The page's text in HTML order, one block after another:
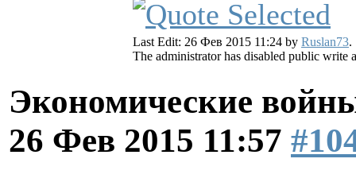
Last Edit: 26 Фев 2015 11:24 by Ruslan73.
The administrator has disabled public write
Экономические
26 Фев 2015 11:57